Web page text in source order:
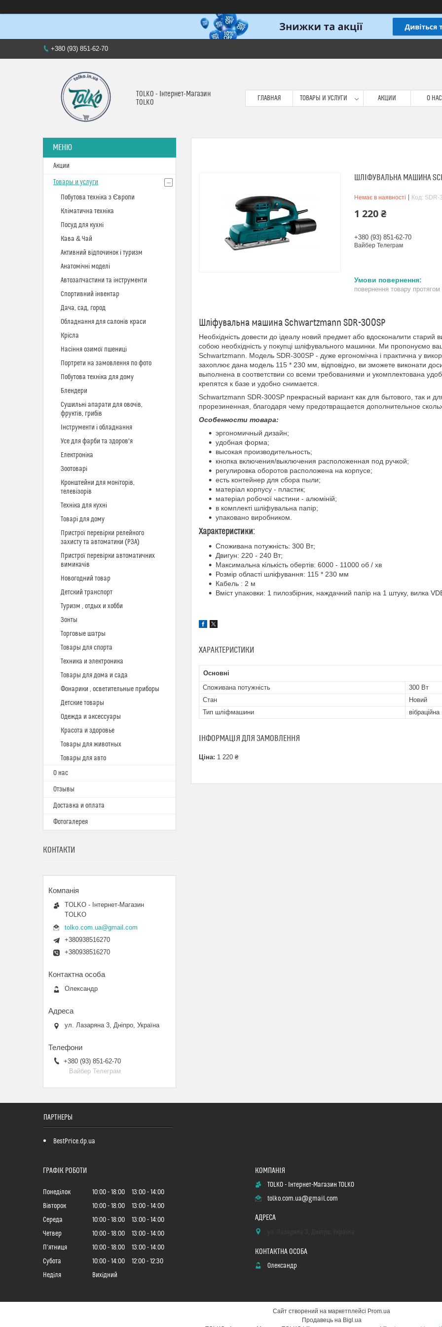
+380 (93) 851-62-70
TOLKO - Інтернет-Магазин
TOLKO
ГЛАВНАЯ ТОВАРЫ И УСЛУГИ АКЦИИ О НАС
ШЛІФУВАЛЬНА МАШИНА
Немає в наявності Код: SDR-
1 220 ₴
+380 (93) 851-62-70
Вайбер Телеграм
повернення товару
Шліфувальна машина Schwartzmann SDR-300SP
Необхідність довести до ідеалу новий предмет або вдосконалити
собою необхідність у покупці шліфувального машинки. Ми пропонуємо
Schwartzmann. Модель SDR-300SP - дуже ергономічна і практична у
захоплює дана модель 115 * 230 мм, відповідно, ви зможете виконати
выполнена в соответствии со всеми требованиями и укомплектована
крепятся к базе и удобно снимается.
Schwartzmann SDR-300SP прекрасный вариант как для бытового, так и
прорезиненная, благодаря чему предотвращается дополнительное
Особенности товара:
эргономичный дизайн;
удобная форма;
высокая производительность;
кнопка включения/выключения расположенная под ручкой;
регулировка оборотов расположена на корпусе;
есть контейнер для сбора пыли;
матеріал корпусу - пластик;
матеріал робочої частини - алюміній;
в комплекті шліфувальна папір;
упаковано виробником.
Характеристики:
Споживана потужність: 300 Вт;
Двигун: 220 - 240 Вт;
Максимальна кількість обертів: 6000 - 11000 об / хв
Розмір області шліфування: 115 * 230 мм
Кабель : 2 м
Вміст упаковки: 1 пилозбірник, наждачний папір на 1 штуку, вилка
ХАРАКТЕРИСТИКИ
Основні
Споживана потужність
300 Вт
Стан
Новий
Тип шліфмашини
вібраційна
ІНФОРМАЦІЯ ДЛЯ ЗАМОВЛЕННЯ
Ціна: 1 220 ₴
Акции
Товары и услуги
Побутова техніка з Європи
Кліматична техніка
Посуд для кухні
Кава & Чай
Активний відпочинок і туризм
Анатомічні моделі
Автозапчастини та інструменти
Спортивний інвентар
Дача, сад, город
Обладнання для салонів краси
Крісла
Насіння озимої пшениці
Портрети на замовлення по фото
Побутова техніка для дому
Блендери
Сушильні апарати для овочів,
фруктів, грибів
Інструменти і обладнання
Усе для фарби та здоров'я
Електроніка
Зоотоварі
Кронштейни для моніторів,
телевізорів
Техніка для кухні
Товарі для дому
Пристрої перевірки релейного
захисту та автоматики (РЗА)
Пристрої перевірки автоматичних
вимикачів
Новогодний товар
Детский транспорт
Туризм , отдых и хобби
Зонты
Торговые шатры
Товары для спорта
Техника и электроника
Товары для дома и сада
Фонарики , осветительные приборы
Детские товары
Одежда и аксессуары
Красота и здоровье
Товары для животных
Товары для авто
О нас
Отзывы
Доставка и оплата
Фотогалерея
КОНТАКТИ
TOLKO - Інтернет-Магазин
TOLKO
tolko.com.ua@gmail.com
+380938516270
+380938516270
Олександр
ул. Лазаряна 3, Дніпро, Україна
+380 (93) 851-62-70
Вайбер Телеграм
ПАРТНЕРЫ
BestPrice.dp.ua
ГРАФІК РОБОТИ
Понеділок 10:00 18:00 13:00
14:00
Вівторок
10:00 18:00 13:00
14:00
Середа
10:00 18:00 13:00
14:00
Четвер
10:00 18:00 13:00
14:00
Пʼятниця
10:00 18:00 13:00
14:00
Субота
10:00 14:00 12:00
12:30
Неділя
Вихідний
TOLKO - Інтернет-Магазин TOLKO
tolko.com.ua@gmail.com
Олександр
Сайт створений на маркетплейсі Prom.ua
Продавець на Bigl.ua